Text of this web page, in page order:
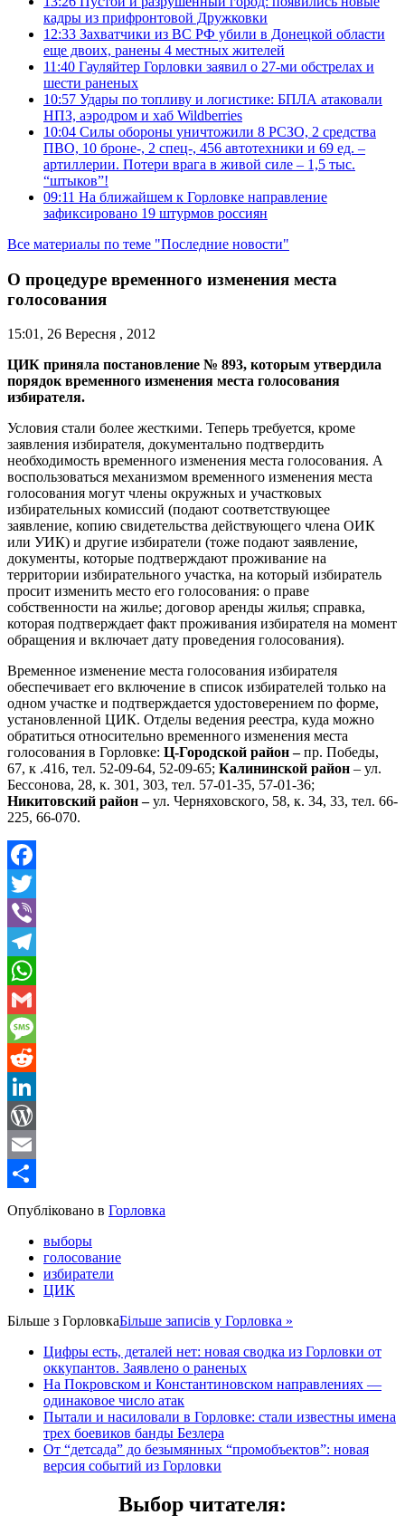
кадры из прифронтовой Дружковки
12:33 Захватчики из ВС РФ убили в Донецкой области
еще двоих, ранены 4 местных жителей
11:40 Гауляйтер Горловки заявил о 27-ми обстрелах и
шести раненых
10:57 Удары по топливу и логистике: БПЛА атаковали
НПЗ, аэродром и хаб Wildberries
10:04 Силы обороны уничтожили 8 РСЗО, 2 средства
ПВО, 10 броне-, 2 спец-, 456 автотехники и 69 ед. –
артиллерии. Потери врага в живой силе – 1,5 тыс.
“штыков”!
09:11 На ближайшем к Горловке направление
зафиксировано 19 штурмов россиян
Все материалы по теме "Последние новости"
О процедуре временного изменения места
голосования
15:01, 26 Вересня , 2012
ЦИК приняла постановление № 893, которым утвердила
порядок временного изменения места голосования
избирателя.
Условия стали более жесткими. Теперь требуется, кроме
заявления избирателя, документально подтвердить
необходимость временного изменения места голосования. А
воспользоваться механизмом временного изменения места
голосования могут члены окружных и участковых
избирательных комиссий (подают соответствующее
заявление, копию свидетельства действующего члена ОИК
или УИК) и другие избиратели (тоже подают заявление,
документы, которые подтверждают проживание на
территории избирательного участка, на который избиратель
просит изменить место его голосования: о праве
собственности на жилье; договор аренды жилья; справка,
которая подтверждает факт проживания избирателя на момент
обращения и включает дату проведения голосования).
Временное изменение места голосования избирателя
обеспечивает его включение в список избирателей только на
одном участке и подтверждается удостоверением по форме,
установленной ЦИК. Отделы ведения реестра, куда можно
обратиться относительно временного изменения места
голосования в Горловке: Ц-Городской район –пр. Победы,
67, к .416, тел. 52-09-64, 52-09-65; Калининской район – ул.
Бессонова, 28, к. 301, 303, тел. 57-01-35, 57-01-36;
Никитовский район –ул. Черняховского, 58, к. 34, 33, тел. 66-
225, 66-070.
Facebook
Twitter
Viber
Telegram
WhatsApp
Gmail
Message
Reddit
LinkedIn
WordPress
Email
Share
Опубліковано в Горловка
выборы
голосование
избиратели
ЦИК
Більше з ГорловкаБільше записів у Горловка »
Цифры есть, деталей нет: новая сводка из Горловки от
оккупантов. Заявлено о раненых
На Покровском и Константиновском направлениях —
одинаковое число атак
Пытали и насиловали в Горловке: стали известны имена
трех боевиков банды Безлера
От “детсада” до безымянных “промобъектов”: новая
версия событий из Горловки
Выбор читателя: